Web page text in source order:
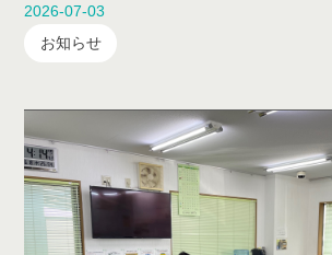
2026-07-03
お知らせ